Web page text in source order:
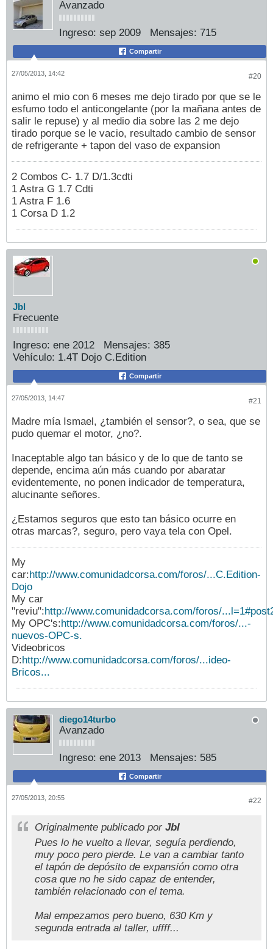
Avanzado
Ingreso: sep 2009 Mensajes: 715
Compartir
#20
27/05/2013, 14:42
animo el mio con 6 meses me dejo tirado por que se le
esfumo todo el anticongelante (por la mañana antes de
salir le repuse) y al medio dia sobre las 2 me dejo
tirado porque se le vacio, resultado cambio de sensor
de refrigerante + tapon del vaso de expansion
2 Combos C- 1.7 D/1.3cdti
1 Astra G 1.7 Cdti
1 Astra F 1.6
1 Corsa D 1.2
Jbl
Frecuente
Ingreso: ene 2012 Mensajes: 385
Vehículo: 1.4T Dojo C.Edition
Compartir
#21
27/05/2013, 14:47
Madre mía Ismael, ¿también el sensor?, o sea, que se
pudo quemar el motor, ¿no?.
Inaceptable algo tan básico y de lo que de tanto se
depende, encima aún más cuando por abaratar
evidentemente, no ponen indicador de temperatura,
alucinante señores.
¿Estamos seguros que esto tan básico ocurre en
otras marcas?, seguro, pero vaya tela con Opel.
My
car:http://www.comunidadcorsa.com/foros/...C.Edition-
Dojo
My car
"reviu":http://www.comunidadcorsa.com/foros/
My OPC's:http://www.comunidadcorsa.com/foros/...-
nuevos-OPC-s.
Videobricos
D:http://www.comunidadcorsa.com/foros/...ideo-
Bricos...
diego14turbo
Avanzado
Ingreso: ene 2013 Mensajes: 585
Compartir
#22
27/05/2013, 20:55
Originalmente publicado por Jbl
Pues lo he vuelto a llevar, seguía perdiendo,
muy poco pero pierde. Le van a cambiar tanto
el tapón de depósito de expansión como otra
cosa que no he sido capaz de entender,
también relacionado con el tema.
Mal empezamos pero bueno, 630 Km y
segunda entrada al taller, uffff...